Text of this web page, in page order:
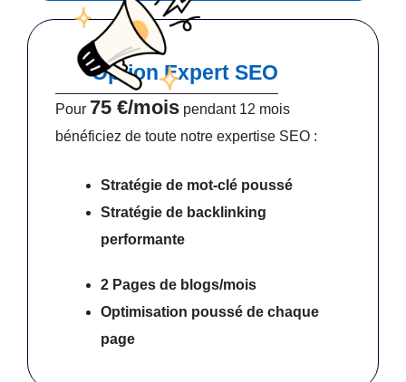
Option Expert SEO
Pour 75 €/mois pendant 12 mois
bénéficiez de toute notre expertise SEO :
Stratégie de mot-clé poussé
Stratégie de backlinking
performante
2 Pages de blogs/mois
Optimisation poussé de chaque
page